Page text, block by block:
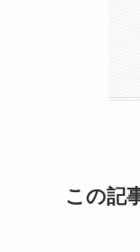
この記